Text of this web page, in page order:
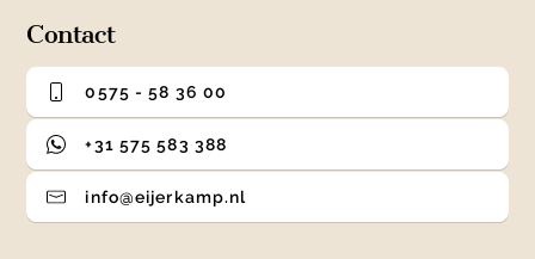
Contact
0575 - 58 36 00
+31 575 583 388
info@eijerkamp.nl